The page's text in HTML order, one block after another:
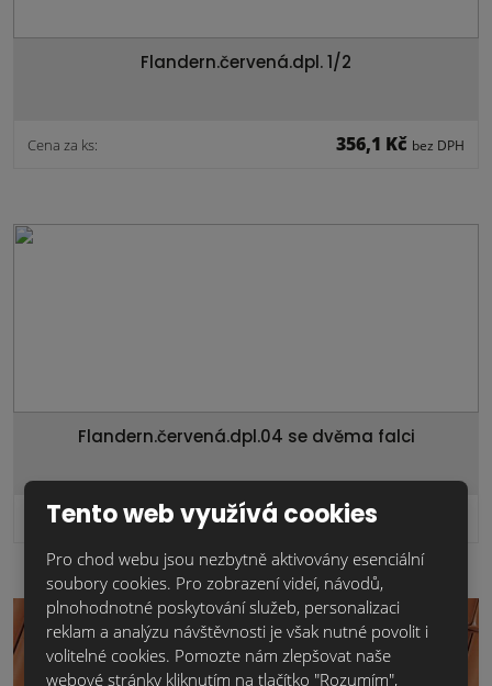
Flandern.červená.dpl. 1/2
Cena za ks: 356,1 Kč bez DPH
Flandern.červená.dpl.04 se dvěma falci
Cena za ks: 862,5 Kč
Tento web využívá cookies
Pro chod webu jsou nezbytně aktivovány esenciální
soubory cookies. Pro zobrazení videí, návodů,
plnohodnotné poskytování služeb, personalizaci
reklam a analýzu návštěvnosti je však nutné povolit i
volitelné cookies. Pomozte nám zlepšovat naše
webové stránky kliknutím na tlačítko "Rozumím",